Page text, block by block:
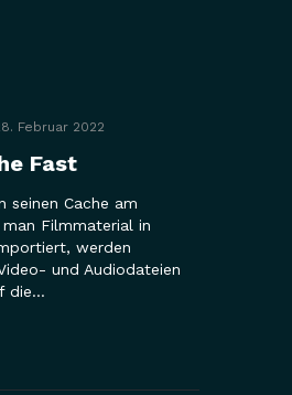
Februar 2022
Fast
seinen Cache am
Filmmaterial in
werden
und Audiodateien
die…